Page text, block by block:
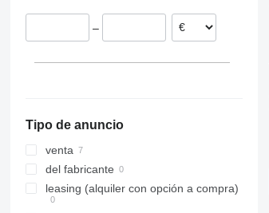
–
Tipo de anuncio
venta
del fabricante
leasing (alquiler con opción a compra)